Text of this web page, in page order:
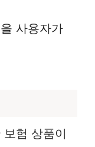
사용자가
험 상품이